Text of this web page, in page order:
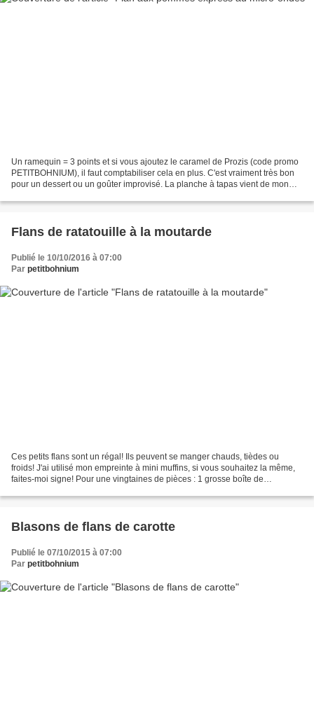
Un ramequin = 3 points et si vous ajoutez le caramel de Prozis (code promo
PETITBOHNIUM), il faut comptabiliser cela en plus. C'est vraiment très bon
pour un dessert ou un goûter improvisé. La planche à tapas vient de mon
Flans de ratatouille à la moutarde
Publié le 10/10/2016 à 07:00
Par petitbohnium
Ces petits flans sont un régal! Ils peuvent se manger chauds, tièdes ou
froids! J'ai utilisé mon empreinte à mini muffins, si vous souhaitez la même,
faites-moi signe! Pour une vingtaines de pièces : 1 grosse boîte de
Blasons de flans de carotte
Publié le 07/10/2015 à 07:00
Par petitbohnium